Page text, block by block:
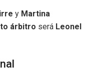
y Martina
árbitro será Leonel